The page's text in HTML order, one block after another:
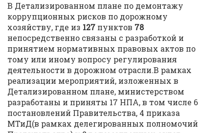
В Детализированном плане по демонтажу
коррупционных рисков по дорожному
хозяйству, где из 127 пунктов 78
непосредственно связаны с разработкой и
принятием нормативных правовых актов по
тому или иному вопросу регулирования
деятельности в дорожном отрасли.В рамках
реализации мероприятий, изложенных в
Детализированном плане, министерством
разработаны и приняты 17 НПА, в том числе 6
постановлений Правительства, 4 приказа
МТиД(в рамках делегированных полномочий